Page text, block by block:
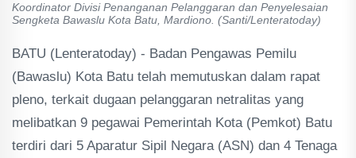
Koordinator Divisi Penanganan Pelanggaran dan Penyelesaian
Sengketa Bawaslu Kota Batu, Mardiono. (Santi/Lenteratoday)
BATU (Lenteratoday) - Badan Pengawas Pemilu
(Bawaslu) Kota Batu telah memutuskan dalam rapat
pleno, terkait dugaan pelanggaran netralitas yang
melibatkan 9 pegawai Pemerintah Kota (Pemkot) Batu
terdiri dari 5 Aparatur Sipil Negara (ASN) dan 4 Tenaga